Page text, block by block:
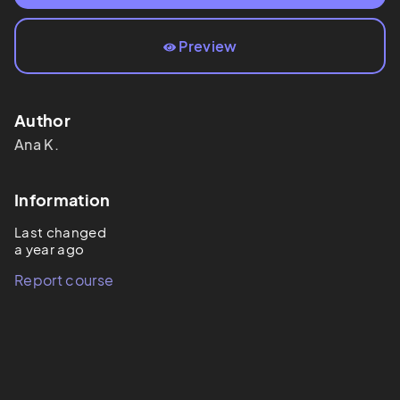
Preview
Author
Ana K.
Information
Last changed
a year ago
Report course